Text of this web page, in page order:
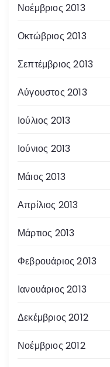
Νοέμβριος 2013
Οκτώβριος 2013
Σεπτέμβριος 2013
Αύγουστος 2013
Ιούλιος 2013
Ιούνιος 2013
Μάιος 2013
Απρίλιος 2013
Μάρτιος 2013
Φεβρουάριος 2013
Ιανουάριος 2013
Δεκέμβριος 2012
Νοέμβριος 2012